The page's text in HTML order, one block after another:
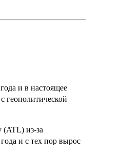
и в настоящее
с геополитической
из-за
и с тех пор вырос